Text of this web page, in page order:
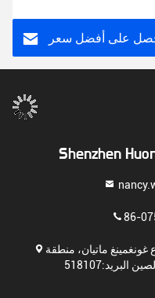
الشحن الخاص بك وظيفة
الشحن السريع
على أفضل سعر
Shenzhen
86-
غونغمينغ ماتيان، منطقة